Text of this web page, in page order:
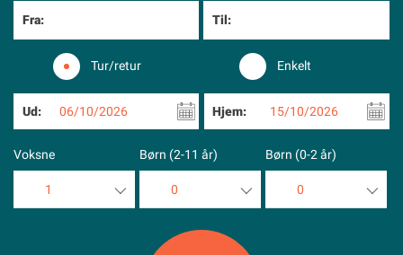
Fra: Til:
Tur/retur Enkelt
Ud: 06/10/2026 Hjem: 15/10/2026
Voksne
1
Børn (2-11 år)
0
Børn (0-2 år)
0